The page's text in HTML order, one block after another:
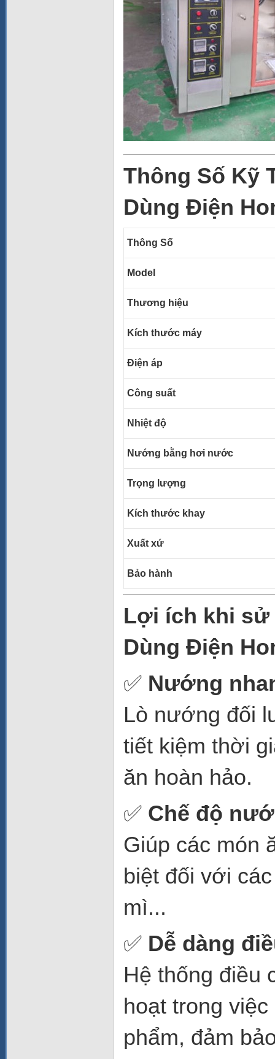
Thông Số Kỹ
Dùng Điện
Thông Số
Model
Thương hiệu
Kích thước máy
Điện áp
Công suất
Nhiệt độ
Nướng bằng hơi nước
Trọng lượng
Kích thước khay
Xuất xứ
Bảo hành
Lợi ích khi sử
Dùng Điện
✅ Nướng
Lò nướng đối
tiết kiệm thời
ăn hoàn hảo.
✅ Chế độ
Giúp các món
biệt đối với
mì...
✅ Dễ dàng
Hệ thống điều
hoạt trong
phẩm, đảm